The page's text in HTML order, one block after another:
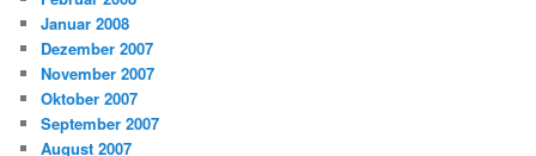
Januar 2008
Dezember 2007
November 2007
Oktober 2007
September 2007
August 2007